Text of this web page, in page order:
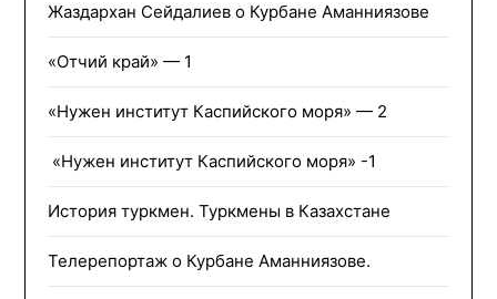
Жаздархан Сейдалиев о Курбане Аманниязове
«Отчий край» — 1
«Нужен институт Каспийского моря» — 2
«Нужен институт Каспийского моря» -1
История туркмен. Туркмены в Казахстане
Телерепортаж о Курбане Аманниязове.